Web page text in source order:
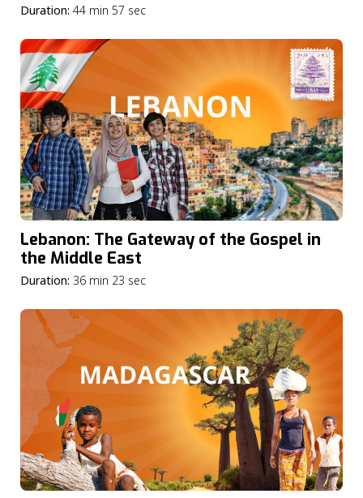
Duration: 44 min 57 sec
Lebanon: The Gateway of the Gospel in
the Middle East
Duration: 36 min 23 sec